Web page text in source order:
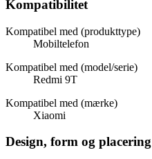
Kompatibilitet
Kompatibel med (produkttype)
Mobiltelefon
Kompatibel med (model/serie)
Redmi 9T
Kompatibel med (mærke)
Xiaomi
Design, form og placering